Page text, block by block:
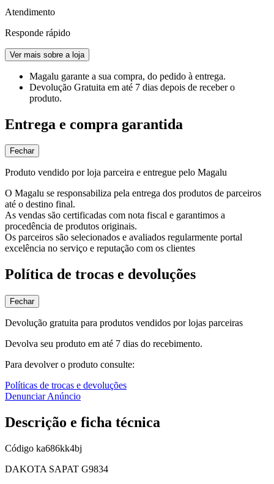
Atendimento
Responde rápido
Ver mais sobre a loja
Magalu garante a sua compra, do pedido à entrega.
Devolução Gratuita em até 7 dias depois de receber o
produto.
Entrega e compra garantida
Fechar
Produto vendido por loja parceira e entregue pelo Magalu
O Magalu se responsabiliza pela entrega dos produtos de parceiros
até o destino final.
As vendas são certificadas com nota fiscal e garantimos a
procedência de produtos originais.
Os parceiros são selecionados e avaliados regularmente portal
excelência no serviço e reputação com os clientes
Política de trocas e devoluções
Fechar
Devolução gratuita para produtos vendidos por lojas parceiras
Devolva seu produto em até 7 dias do recebimento.
Para devolver o produto consulte:
Políticas de trocas e devoluções
Denunciar Anúncio
Descrição e ficha técnica
Código ka686kk4bj
DAKOTA SAPAT G9834